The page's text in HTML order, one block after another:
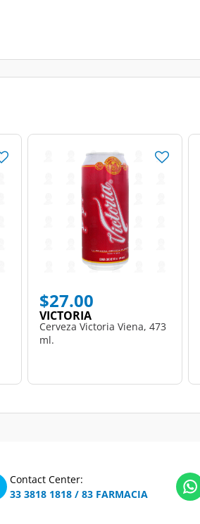
$27.00
VICTORIA
Cerveza Victoria Viena, 473
ml.
Contact Center:
33 3818 1818 / 83 FARMACIA